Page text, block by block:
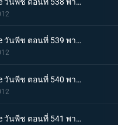
One piece วันพีช ตอนที่ 539 พากย์ไทย หวนรำลึกชะตากรรม! นามิ กับ โจรสลัดมนุษย์เงือก!
One piece วันพีช ตอนที่ 540 พากย์ไทย วีรบุรุษผู้ปลดปล่อยทาส ไทเกอร์นักผจญภัย
One piece วันพีช ตอนที่ 541 พากย์ไทย คิซารุออกโรง! กับดักล่อไทเกอร์!